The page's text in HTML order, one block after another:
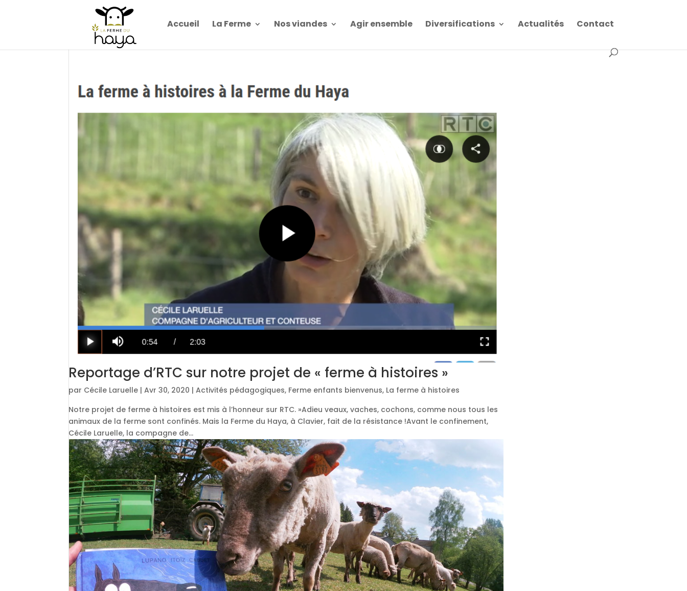
Accueil La Ferme Nos viandes Agir ensemble Diversifications Actualités Contact
Reportage d’RTC sur notre projet de « ferme à histoires »
par Cécile Laruelle |Avr 30, 2020 |Activités pédagogiques, Ferme enfants bienvenus, La ferme à histoires
Notre projet de ferme à histoires est mis à l’honneur sur RTC. »Adieu veaux, vaches, cochons, comme nous tous les
animaux de la ferme sont confinés. Mais la Ferme du Haya, à Clavier, fait de la résistance !Avant le confinement,
Cécile Laruelle, la compagne de...